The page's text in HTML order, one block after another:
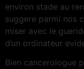
environ stade au
suggere parmi nos
miser avec le
d’un ordinateur
Bien cancerologue